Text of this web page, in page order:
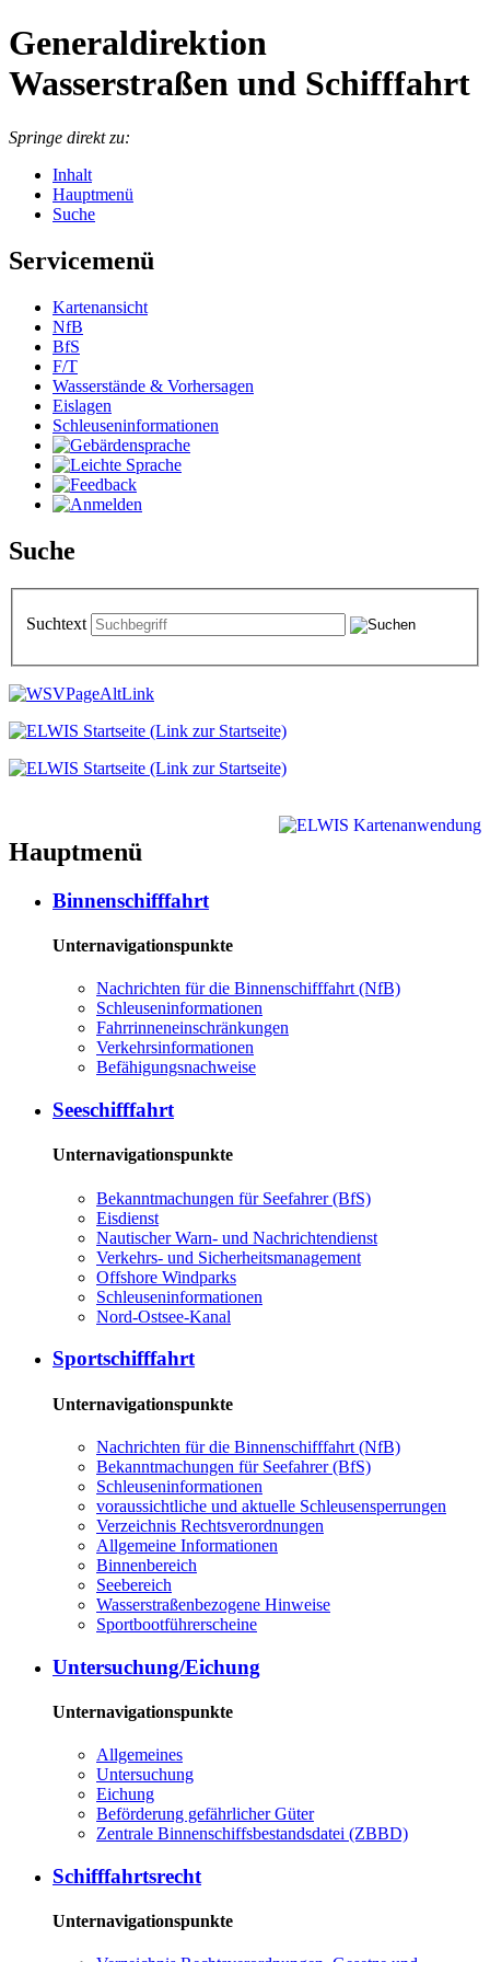
Generaldirektion
Wasserstraßen und Schifffahrt
Springe direkt zu:
Inhalt
Hauptmenü
Suche
Servicemenü
Kartenansicht
NfB
BfS
F/T
Wasserstände & Vorhersagen
Eislagen
Schleuseninformationen
Suche
Suchtext
Hauptmenü
Binnenschifffahrt
Unternavigationspunkte
Nachrichten für die Binnenschifffahrt (NfB)
Schleuseninformationen
Fahrrinneneinschränkungen
Verkehrsinformationen
Befähigungsnachweise
Seeschifffahrt
Unternavigationspunkte
Bekanntmachungen für Seefahrer (BfS)
Eisdienst
Nautischer Warn- und Nachrichtendienst
Verkehrs- und Sicherheitsmanagement
Offshore Windparks
Schleuseninformationen
Nord-Ostsee-Kanal
Sportschifffahrt
Unternavigationspunkte
Nachrichten für die Binnenschifffahrt (NfB)
Bekanntmachungen für Seefahrer (BfS)
Schleuseninformationen
voraussichtliche und aktuelle Schleusensperrungen
Verzeichnis Rechtsverordnungen
Allgemeine Informationen
Binnenbereich
Seebereich
Wasserstraßenbezogene Hinweise
Sportbootführerscheine
Untersuchung/Eichung
Unternavigationspunkte
Allgemeines
Untersuchung
Eichung
Beförderung gefährlicher Güter
Zentrale Binnenschiffsbestandsdatei (ZBBD)
Schifffahrtsrecht
Unternavigationspunkte